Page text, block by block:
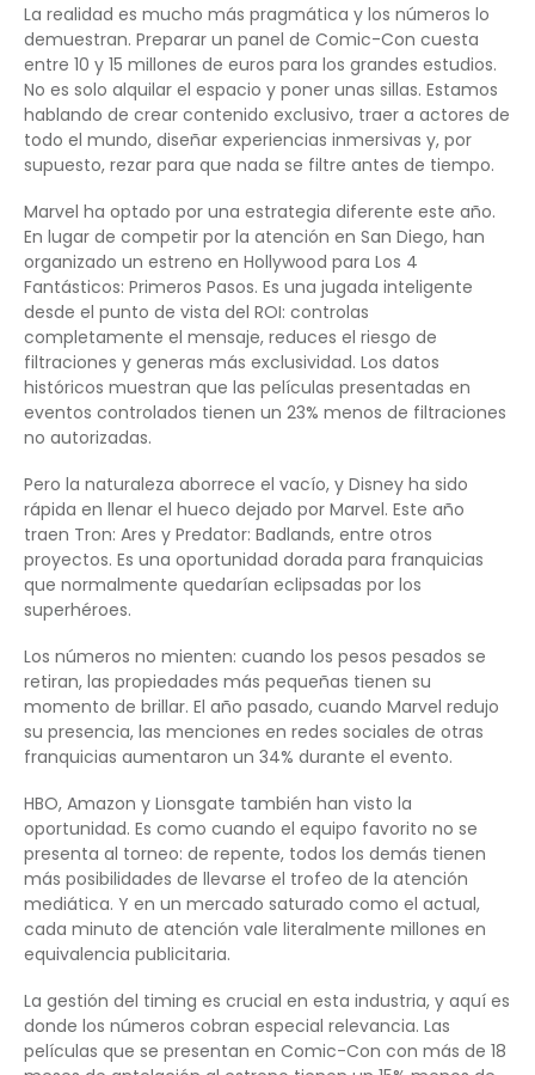
La realidad es mucho más pragmática y los números lo
demuestran. Preparar un panel de Comic-Con cuesta
entre 10 y 15 millones de euros para los grandes estudios.
No es solo alquilar el espacio y poner unas sillas. Estamos
hablando de crear contenido exclusivo, traer a actores de
todo el mundo, diseñar experiencias inmersivas y, por
supuesto, rezar para que nada se filtre antes de tiempo.
Marvel ha optado por una estrategia diferente este año.
En lugar de competir por la atención en San Diego, han
organizado un estreno en Hollywood para Los 4
Fantásticos: Primeros Pasos. Es una jugada inteligente
desde el punto de vista del ROI: controlas
completamente el mensaje, reduces el riesgo de
filtraciones y generas más exclusividad. Los datos
históricos muestran que las películas presentadas en
eventos controlados tienen un 23% menos de filtraciones
no autorizadas.
Pero la naturaleza aborrece el vacío, y Disney ha sido
rápida en llenar el hueco dejado por Marvel. Este año
traen Tron: Ares y Predator: Badlands, entre otros
proyectos. Es una oportunidad dorada para franquicias
que normalmente quedarían eclipsadas por los
superhéroes.
Los números no mienten: cuando los pesos pesados se
retiran, las propiedades más pequeñas tienen su
momento de brillar. El año pasado, cuando Marvel redujo
su presencia, las menciones en redes sociales de otras
franquicias aumentaron un 34% durante el evento.
HBO, Amazon y Lionsgate también han visto la
oportunidad. Es como cuando el equipo favorito no se
presenta al torneo: de repente, todos los demás tienen
más posibilidades de llevarse el trofeo de la atención
mediática. Y en un mercado saturado como el actual,
cada minuto de atención vale literalmente millones en
equivalencia publicitaria.
La gestión del timing es crucial en esta industria, y aquí es
donde los números cobran especial relevancia. Las
películas que se presentan en Comic-Con con más de 18